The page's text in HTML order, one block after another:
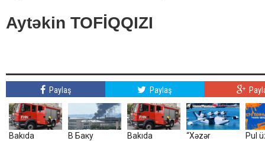
Aytəkin TOFİQQIZI
Paylaş Paylaş
Bakıda
В Баку
Bakıda
“Xəzər
Pul